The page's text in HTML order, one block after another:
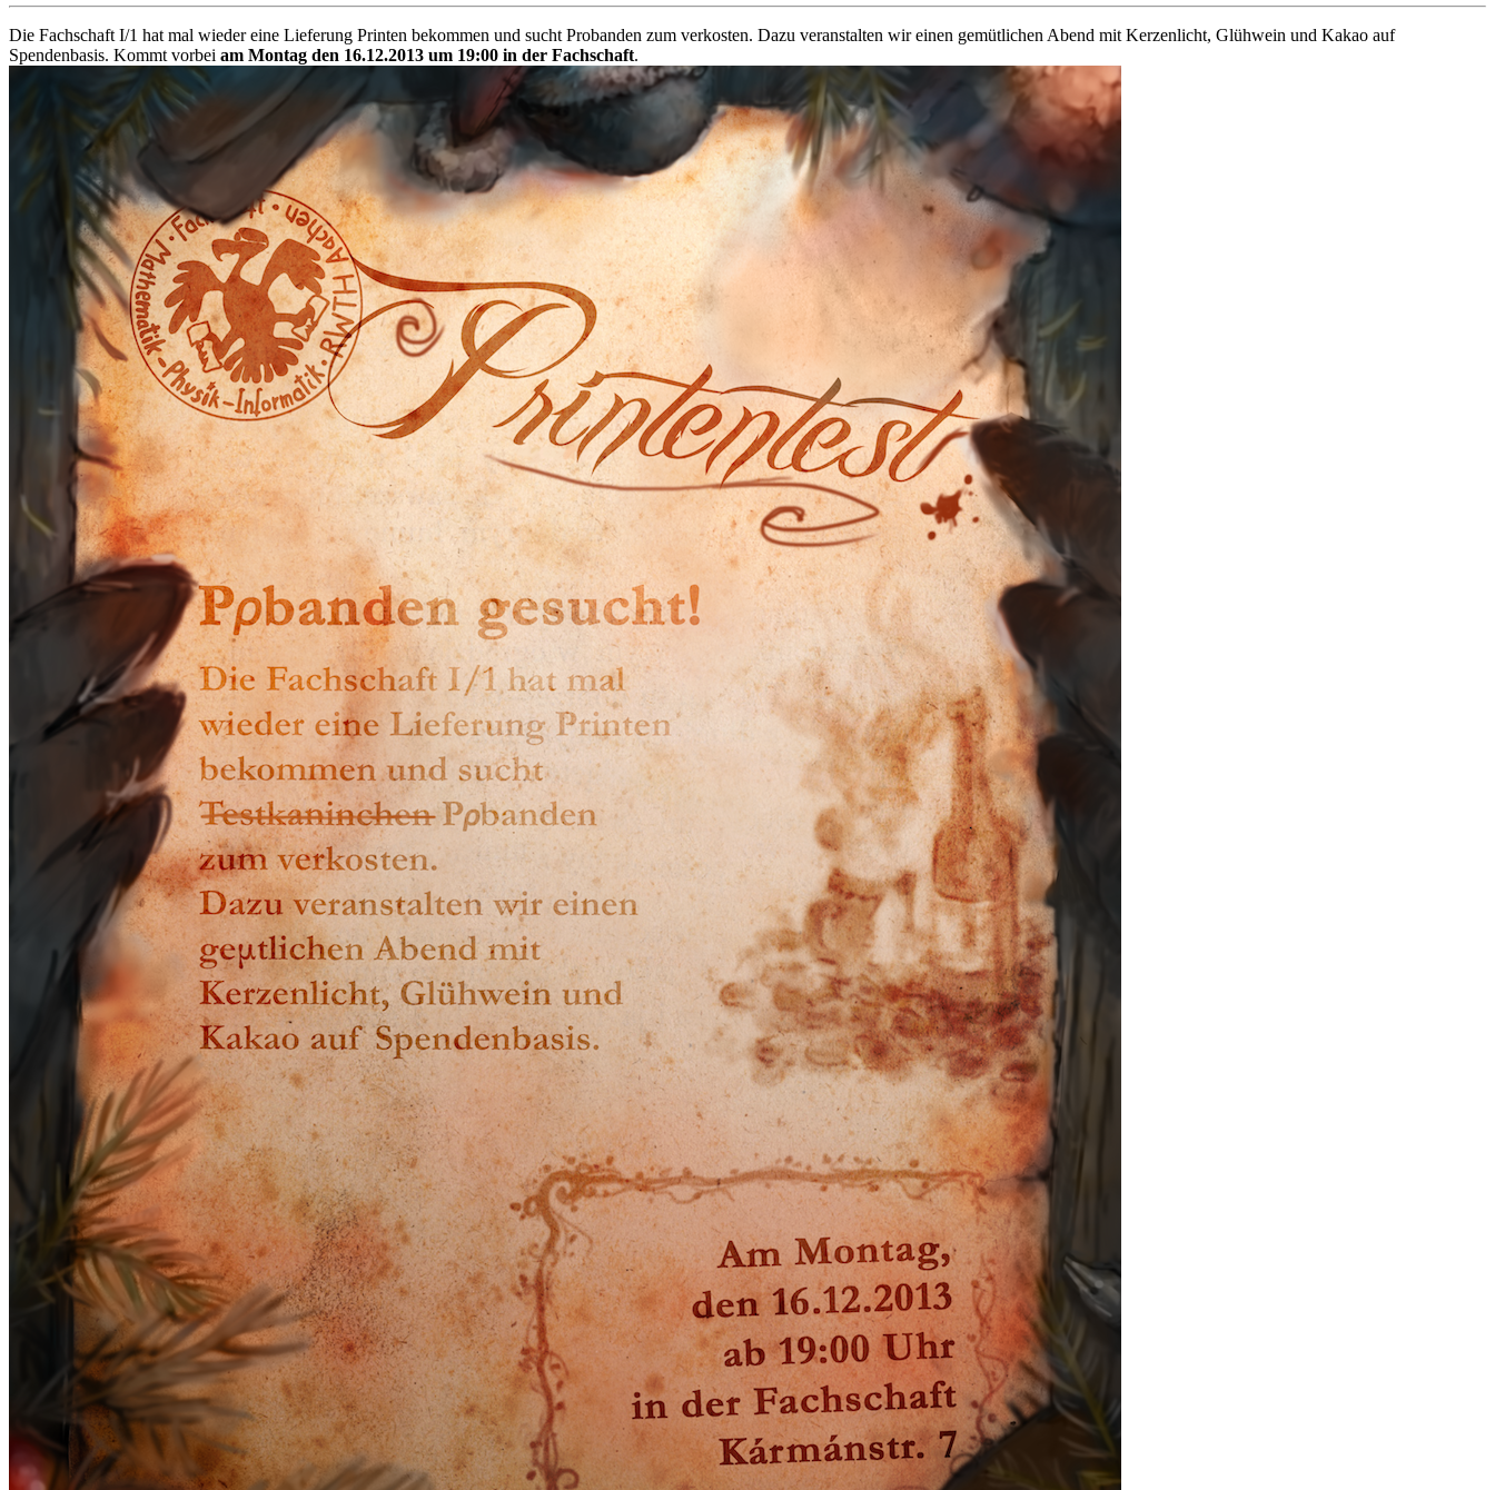
Die Fachschaft I/1 hat mal wieder eine Lieferung Printen bekommen und sucht Probanden zum verkosten. Dazu veranstalten wir einen gemütlichen Abend mit Kerzenlicht, Glühwein und Kakao auf
Spendenbasis. Kommt vorbei am Montag den 16.12.2013 um 19:00 in der Fachschaft.